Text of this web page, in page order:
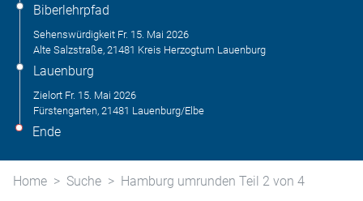
Biberlehrpfad
Sehenswürdigkeit Fr. 15. Mai 2026
Alte Salzstraße, 21481 Kreis Herzogtum Lauenburg
Lauenburg
Zielort Fr. 15. Mai 2026
Fürstengarten, 21481 Lauenburg/Elbe
Ende
Home Suche
Hamburg umrunden Teil 2 von 4